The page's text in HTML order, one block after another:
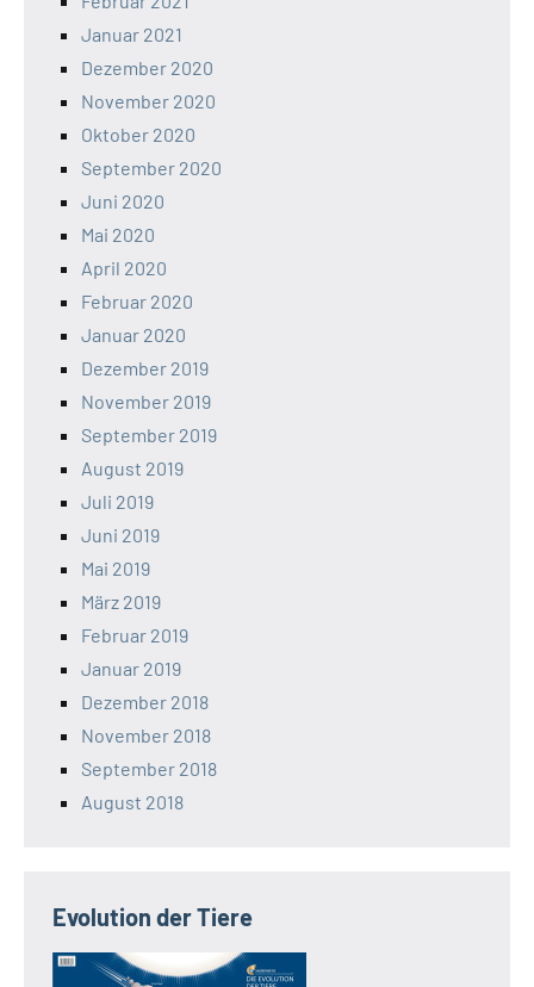
Januar 2021
Dezember 2020
November 2020
Oktober 2020
September 2020
Juni 2020
Mai 2020
April 2020
Februar 2020
Januar 2020
Dezember 2019
November 2019
September 2019
August 2019
Juli 2019
Juni 2019
Mai 2019
März 2019
Februar 2019
Januar 2019
Dezember 2018
November 2018
September 2018
August 2018
Evolution der Tiere